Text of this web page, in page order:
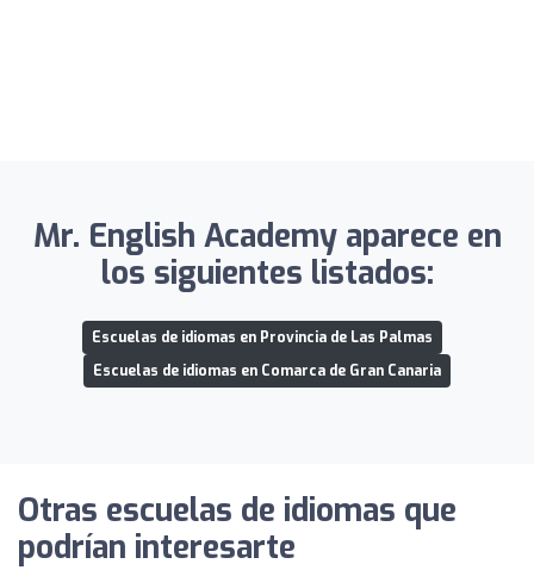
Mr. English Academy aparece en
los siguientes listados:
Escuelas de idiomas en Provincia de Las Palmas
Escuelas de idiomas en Comarca de Gran Canaria
Otras escuelas de idiomas que
podrían interesarte